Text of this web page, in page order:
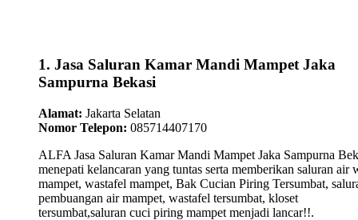
1. Jasa Saluran Kamar Mandi Mampet Jaka
Sampurna Bekasi
Alamat: Jakarta Selatan
Nomor Telepon: 085714407170
ALFA Jasa Saluran Kamar Mandi Mampet Jaka Sampurna
menepati kelancaran yang tuntas serta memberikan saluran air
mampet, wastafel mampet, Bak Cucian Piring Tersumbat,
pembuangan air mampet, wastafel tersumbat, kloset
tersumbat,saluran cuci piring mampet menjadi lancar!!.